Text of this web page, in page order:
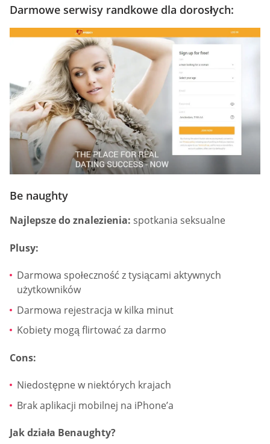
Darmowe serwisy randkowe dla dorosłych:
Be naughty
Najlepsze do znalezienia: spotkania seksualne
Plusy:
Darmowa społeczność z tysiącami aktywnych
użytkowników
Darmowa rejestracja w kilka minut
Kobiety mogą flirtować za darmo
Cons:
Niedostępne w niektórych krajach
Brak aplikacji mobilnej na iPhone’a
Jak działa Benaughty?